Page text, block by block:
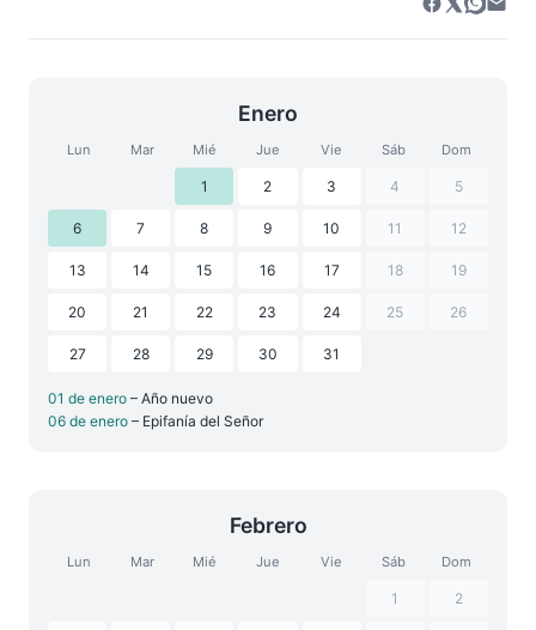
Enero
Lun Mar Mié Jue Vie Sáb Dom
1 2 3 4 5
6 7 8 9 10 11 12
13 14 15 16 17 18 19
20 21 22 23 24 25 26
27 28 29 30 31
01 de enero – Año nuevo
06 de enero – Epifanía del Señor
Febrero
Lun Mar Mié Jue Vie Sáb Dom
1 2